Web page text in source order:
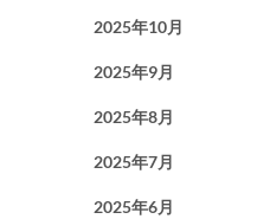
2025年10月
2025年9月
2025年8月
2025年7月
2025年6月